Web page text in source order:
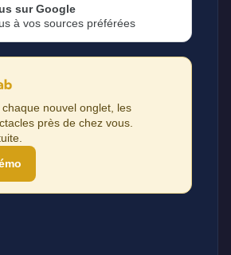
sur Google
à vos sources préférées
nouvel onglet, les
près de chez vous.